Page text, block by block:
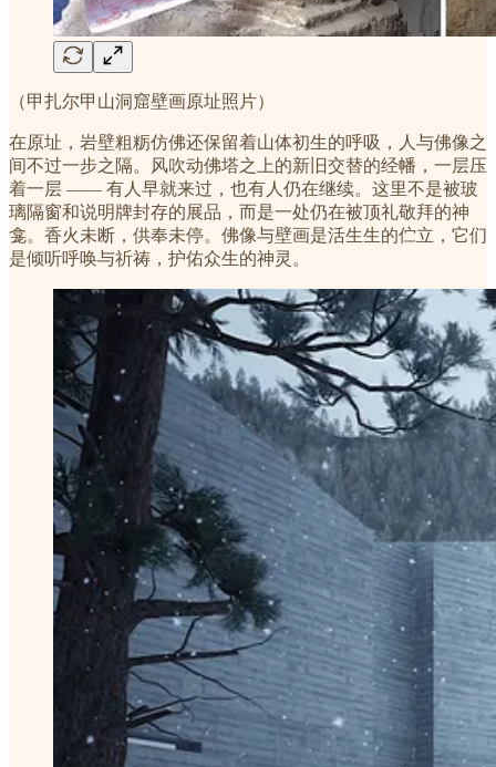
（甲扎尔甲山洞窟壁画原址照片）
在原址，岩壁粗粝仿佛还保留着山体初生的呼吸，人与佛像之
间不过一步之隔。风吹动佛塔之上的新旧交替的经幡，一层压
着一层 —— 有人早就来过，也有人仍在继续。这里不是被玻
璃隔窗和说明牌封存的展品，而是一处仍在被顶礼敬拜的神
龛。香火未断，供奉未停。佛像与壁画是活生生的伫立，它们
是倾听呼唤与祈祷，护佑众生的神灵。